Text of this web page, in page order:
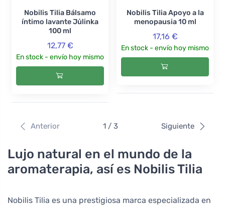
Nobilis Tilia Bálsamo
íntimo lavante Jůlinka
100 ml
12,77 €
En stock - envío hoy mismo
Nobilis Tilia Apoyo a la
menopausia 10 ml
17,16 €
En stock - envío hoy mismo
Anterior 1 / 3 Siguiente
Lujo natural en el mundo de la
aromaterapia, así es Nobilis Tilia
Nobilis Tilia es una prestigiosa marca especializada en